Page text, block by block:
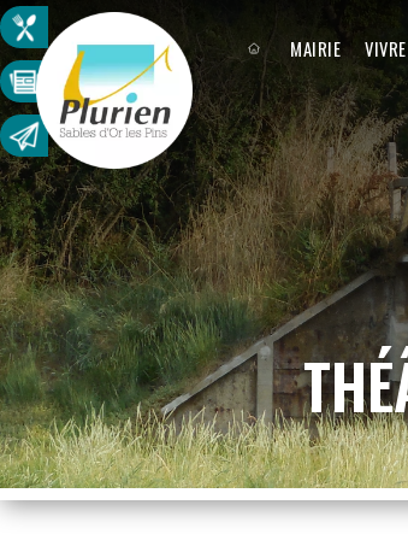
MAIRIE